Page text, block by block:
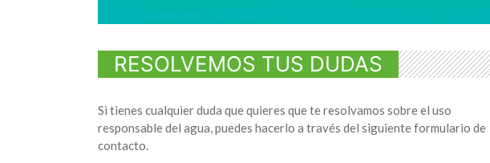
RESOLVEMOS TUS DUDAS
Si tienes cualquier duda que quieres que te resolvamos sobre el uso
responsable del agua, puedes hacerlo a través del siguiente formulario de
contacto.